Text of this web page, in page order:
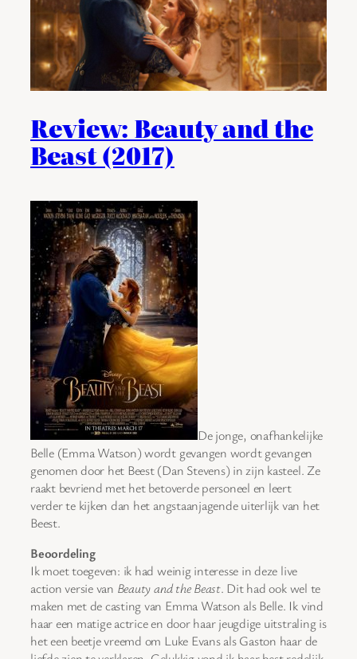
Review: Beauty and the
Beast (2017)
De jonge, onafhankelijke
Belle (Emma Watson) wordt gevangen wordt gevangen
genomen door het Beest (Dan Stevens) in zijn kasteel. Ze
raakt bevriend met het betoverde personeel en leert
verder te kijken dan het angstaanjagende uiterlijk van het
Beest.
Beoordeling
Ik moet toegeven: ik had weinig interesse in deze live
action versie van Beauty and the Beast. Dit had ook wel te
maken met de casting van Emma Watson als Belle. Ik vind
haar een matige actrice en door haar jeugdige uitstraling is
het een beetje vreemd om Luke Evans als Gaston haar de